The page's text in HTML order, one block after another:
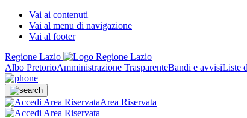
Vai ai contenuti
Vai al menu di navigazione
Vai al footer
Regione Lazio
Albo PretorioAmministrazione TrasparenteBandi e avvisiListe
Area Riservata